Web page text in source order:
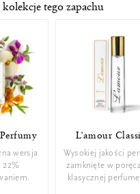
tego zapachu
wersja
22%
L'amour
Wysokiej jakości
zamknięte w
klasycznej